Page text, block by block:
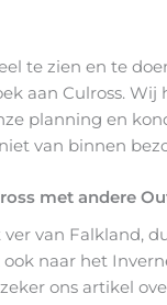
te zien en te
aan Culross. Wij
planning en
van binnen
met andere
van Falkland,
naar het
ons artikel